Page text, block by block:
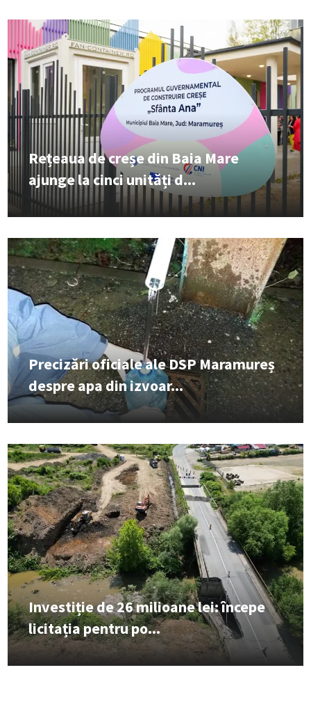
Rețeaua de creșe din Baia Mare
ajunge la cinci unități d...
Precizări oficiale ale DSP Maramureș
despre apa din izvoar...
Investiție de 26 milioane lei: începe
licitația pentru po...